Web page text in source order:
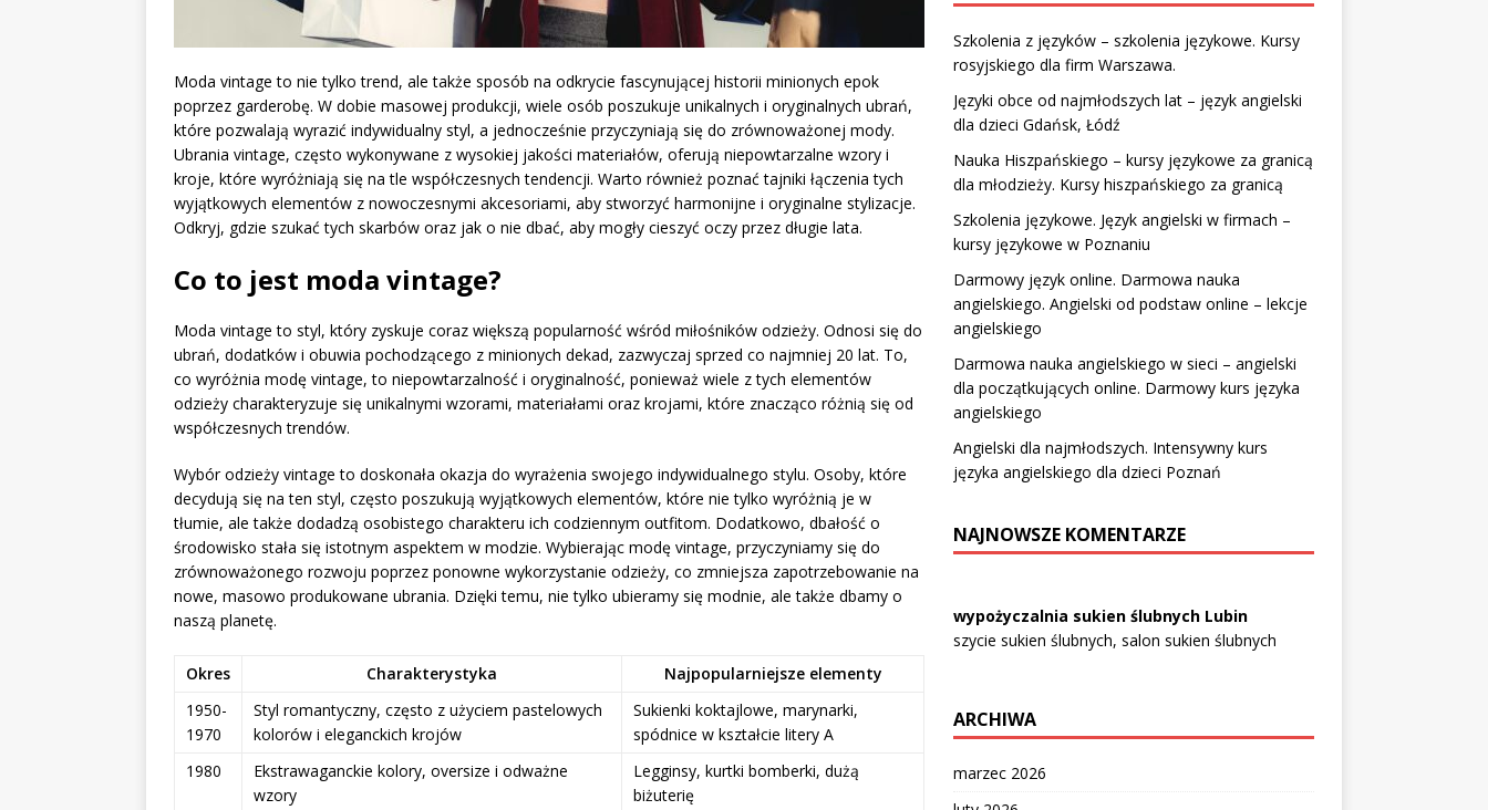
Moda vintage to nie tylko trend, ale także sposób na odkrycie fascynującej historii minionych epok
poprzez garderobę. W dobie masowej produkcji, wiele osób poszukuje unikalnych i oryginalnych ubrań,
które pozwalają wyrazić indywidualny styl, a jednocześnie przyczyniają się do zrównoważonej mody.
Ubrania vintage, często wykonywane z wysokiej jakości materiałów, oferują niepowtarzalne wzory i
kroje, które wyróżniają się na tle współczesnych tendencji. Warto również poznać tajniki łączenia tych
wyjątkowych elementów z nowoczesnymi akcesoriami, aby stworzyć harmonijne i oryginalne stylizacje.
Odkryj, gdzie szukać tych skarbów oraz jak o nie dbać, aby mogły cieszyć oczy przez długie lata.
Co to jest moda vintage?
Moda vintage to styl, który zyskuje coraz większą popularność wśród miłośników odzieży. Odnosi się do
ubrań, dodatków i obuwia pochodzącego z minionych dekad, zazwyczaj sprzed co najmniej 20 lat. To,
co wyróżnia modę vintage, to niepowtarzalność i oryginalność, ponieważ wiele z tych elementów
odzieży charakteryzuje się unikalnymi wzorami, materiałami oraz krojami, które znacząco różnią się od
współczesnych trendów.
Wybór odzieży vintage to doskonała okazja do wyrażenia swojego indywidualnego stylu. Osoby, które
decydują się na ten styl, często poszukują wyjątkowych elementów, które nie tylko wyróżnią je w
tłumie, ale także dodadzą osobistego charakteru ich codziennym outfitom. Dodatkowo, dbałość o
środowisko stała się istotnym aspektem w modzie. Wybierając modę vintage, przyczyniamy się do
zrównoważonego rozwoju poprzez ponowne wykorzystanie odzieży, co zmniejsza zapotrzebowanie na
nowe, masowo produkowane ubrania. Dzięki temu, nie tylko ubieramy się modnie, ale także dbamy o
naszą planetę.
Okres Charakterystyka
Najpopularniejsze elementy
1950-
1970
Styl romantyczny, często z użyciem pastelowych
kolorów i eleganckich krojów
Sukienki koktajlowe, marynarki,
spódnice w kształcie litery A
1980
Ekstrawaganckie kolory, oversize i odważne
wzory
Legginsy, kurtki bomberki, dużą
biżuterię
Szkolenia z języków – szkolenia językowe. Kursy
rosyjskiego dla firm Warszawa.
Języki obce od najmłodszych lat – język angielski
dla dzieci Gdańsk, Łódź
Nauka Hiszpańskiego – kursy językowe za granicą
dla młodzieży. Kursy hiszpańskiego za granicą
Szkolenia językowe. Język angielski w firmach –
kursy językowe w Poznaniu
Darmowy język online. Darmowa nauka
angielskiego. Angielski od podstaw online – lekcje
angielskiego
Darmowa nauka angielskiego w sieci – angielski
dla początkujących online. Darmowy kurs języka
angielskiego
Angielski dla najmłodszych. Intensywny kurs
języka angielskiego dla dzieci Poznań
NAJNOWSZE KOMENTARZE
wypożyczalnia sukien ślubnych Lubin
szycie sukien ślubnych, salon sukien ślubnych
ARCHIWA
marzec 2026